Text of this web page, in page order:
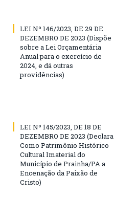
LEI Nº 146/2023, DE 29 DE
DEZEMBRO DE 2023 (Dispõe
sobre a Lei Orçamentária
Anual para o exercício de
2024, e dá outras
providências)
LEI Nº 145/2023, DE 18 DE
DEZEMBRO DE 2023 (Declara
Como Patrimônio Histórico
Cultural Imaterial do
Município de Prainha/PA a
Encenação da Paixão de
Cristo)